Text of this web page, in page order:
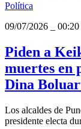
Política
09/07/2026
00:20
Piden a
muertes en
Dina
Los alcaldes de
presidente electa